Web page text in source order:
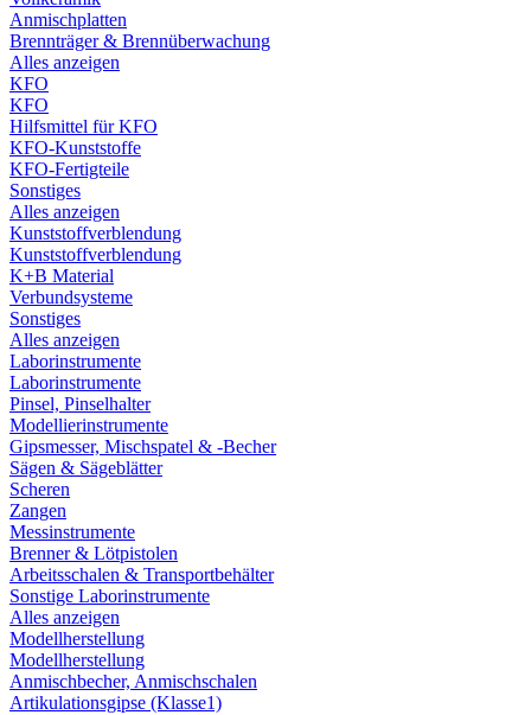
Anmischplatten
Brennträger & Brennüberwachung
Alles anzeigen
KFO
KFO
Hilfsmittel für KFO
KFO-Kunststoffe
KFO-Fertigteile
Sonstiges
Alles anzeigen
Kunststoffverblendung
Kunststoffverblendung
K+B Material
Verbundsysteme
Sonstiges
Alles anzeigen
Laborinstrumente
Laborinstrumente
Pinsel, Pinselhalter
Modellierinstrumente
Gipsmesser, Mischspatel & -Becher
Sägen & Sägeblätter
Scheren
Zangen
Messinstrumente
Brenner & Lötpistolen
Arbeitsschalen & Transportbehälter
Sonstige Laborinstrumente
Alles anzeigen
Modellherstellung
Modellherstellung
Anmischbecher, Anmischschalen
Artikulationsgipse (Klasse1)